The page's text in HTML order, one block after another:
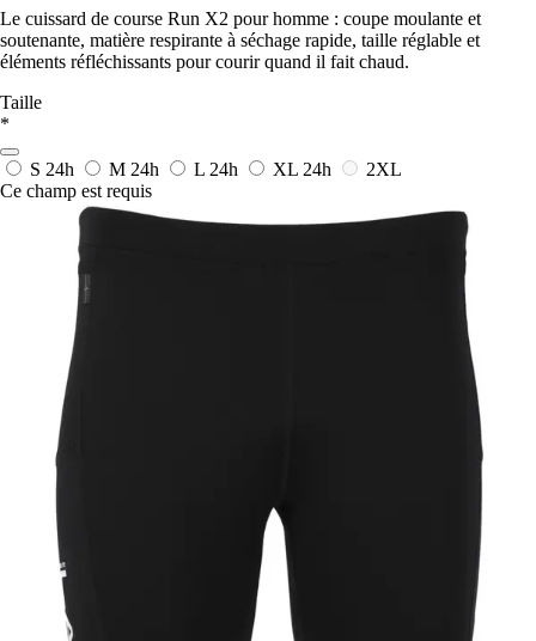
Le cuissard de course Run X2 pour homme : coupe moulante et
soutenante, matière respirante à séchage rapide, taille réglable et
éléments réfléchissants pour courir quand il fait chaud.
Taille
*
S 24h M 24h L 24h XL 24h
2XL
Ce champ est requis